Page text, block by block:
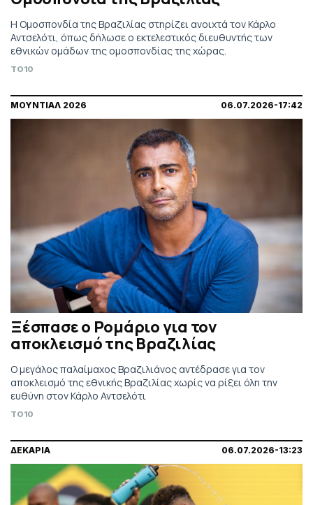
Η Ομοσπονδία της Βραζιλίας στηρίζει ανοιχτά τον Κάρλο
Αντσελότι, όπως δήλωσε ο εκτελεστικός διευθυντής των
εθνικών ομάδων της ομοσπονδίας της χώρας.
TO10
ΜΟΥΝΤΙΑΛ 2026 06.07.2026-17:42
Ξέσπασε ο Ρομάριο για τον
αποκλεισμό της Βραζιλίας
Ο μεγάλος παλαίμαχος Βραζιλιάνος αντέδρασε για τον
αποκλεισμό της εθνικής Βραζιλίας χωρίς να ρίξει όλη την
ευθύνη στον Κάρλο Αντσελότι
TO10
ΔΕΚΑΡΙΑ 06.07.2026-13:23